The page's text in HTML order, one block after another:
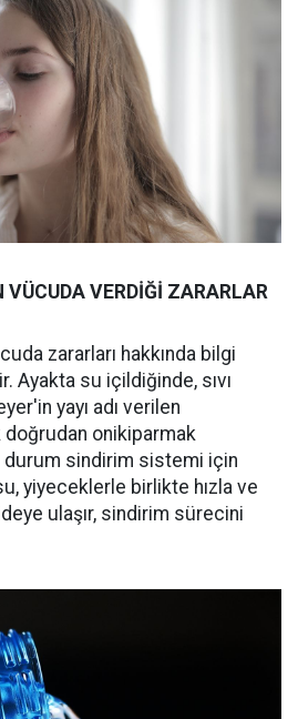
VÜCUDA VERDİĞİ ZARARLAR
zararları hakkında bilgi
Ayakta su içildiğinde, sıvı
yayı adı verilen
onikiparmak
durum sindirim sistemi için
yiyeceklerle birlikte hızla ve
ulaşır, sindirim sürecini